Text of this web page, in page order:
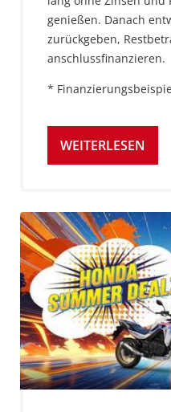
genießen. Danach
zurückgeben,
anschlussfinanzieren.
*
WEITERLESEN